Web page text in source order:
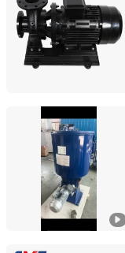
Zhejiang, China
Qidong Dajing
Jiangsu, China